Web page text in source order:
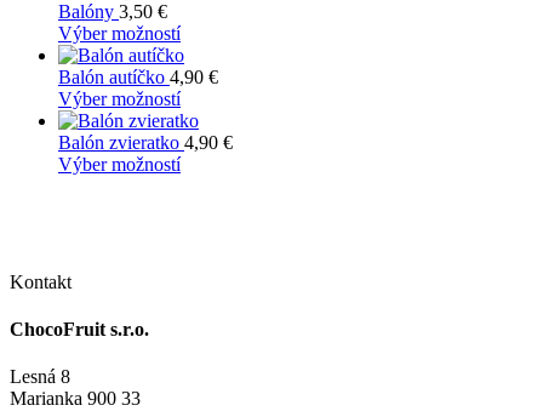
viacero
variantov.
Možnosti
si
môžete
vybrať
na
Balóny 3,50 €
Výber možnostíTento
produkt
má
viacero
variantov.
Možnosti
si
Balón autíčko 4,90 €
Výber možnostíTento
produkt
má
viacero
Balón zvieratko 4,90 €
Výber možnostíTento
Kontakt
ChocoFruit s.r.o.
Lesná 8
Marianka 900 33